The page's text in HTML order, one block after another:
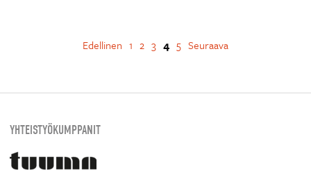
Edellinen 1 2 3 4 5 Seuraava
YHTEISTYÖKUMPPANIT